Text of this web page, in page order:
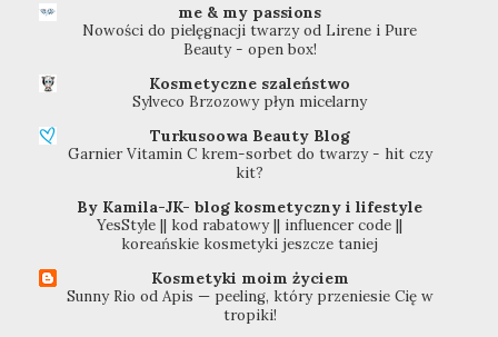
me & my passions
Nowości do pielęgnacji twarzy od Lirene i Pure
Beauty - open box!
Kosmetyczne szaleństwo
Sylveco Brzozowy płyn micelarny
Turkusoowa Beauty Blog
Garnier Vitamin C krem-sorbet do twarzy - hit czy
kit?
By Kamila-JK- blog kosmetyczny i lifestyle
YesStyle || kod rabatowy || influencer code ||
koreańskie kosmetyki jeszcze taniej
Kosmetyki moim życiem
Sunny Rio od Apis — peeling, który przeniesie Cię w
tropiki!